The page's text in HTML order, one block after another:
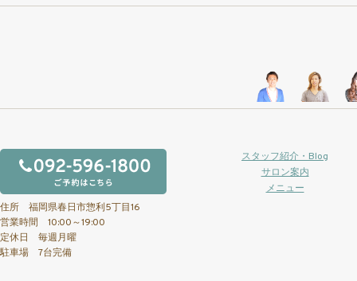
住所 福岡県春日市惣利5丁目16
営業時間 10:00～19:00
定休日 毎週月曜
駐車場 7台完備
スタッフ紹介・Blog
サロン案内
メニュー